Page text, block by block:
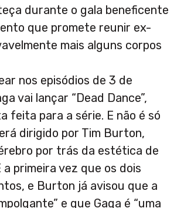
durante o gala beneficente
que promete reunir ex-
mais alguns corpos
nos episódios de 3 de
vai lançar “Dead Dance”,
feita para a série. E não é só
dirigido por Tim Burton,
por trás da estética de
a primeira vez que os dois
e Burton já avisou que a
e que Gaga é “uma